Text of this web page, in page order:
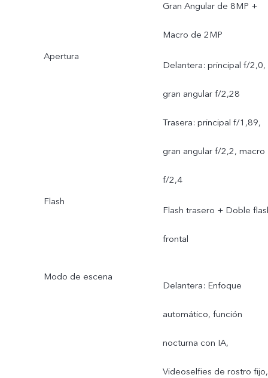
Dual, Doble Exposición,
Documentos,
Pro, Ultra estabilización.
Gran Angular de 8MP +
Macro de 2MP
Apertura
Delantera: principal f/2,0,
gran angular f/2,28
Trasera: principal f/1,89,
gran angular f/2,2, macro
f/2,4
Flash
Flash trasero + Doble
frontal
Modo de escena
Delantera: Enfoque
automático, función
nocturna con IA,
Videoselfies de rostro fijo,